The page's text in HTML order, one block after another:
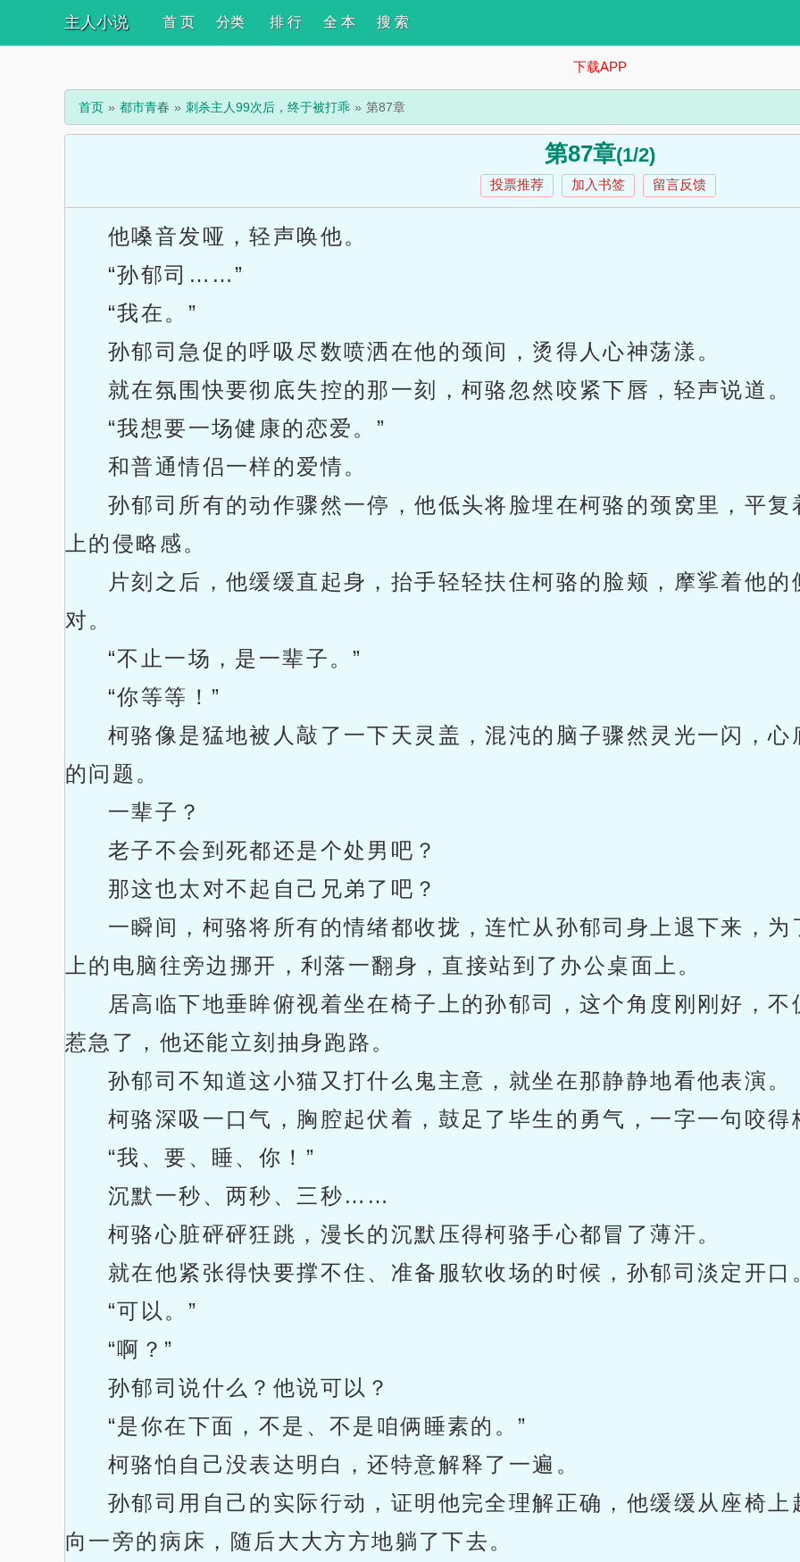
主人小说 首 页 分类 排 行 全 本 搜 索
下载APP
首页 都市青春 刺杀主人99次后，终于被打乖 第87章
第87章(1/2)
投票推荐 加入书签 留言反馈
他嗓音发哑，轻声唤他。
“孙郁司……”
“我在。”
孙郁司急促的呼吸尽数喷洒在他的颈间，烫得人心神荡漾。
就在氛围快要彻底失控的那一刻，柯骆忽然咬紧下唇，轻声说道。
“我想要一场健康的恋爱。”
和普通情侣一样的爱情。
孙郁司所有的动作骤然一停，他低头将脸埋在柯骆的颈窝里，平
上的侵略感。
片刻之后，他缓缓直起身，抬手轻轻扶住柯骆的脸颊，摩挲着他
对。
“不止一场，是一辈子。”
“你等等！”
柯骆像是猛地被人敲了一下天灵盖，混沌的脑子骤然灵光一闪，
的问题。
一辈子？
老子不会到死都还是个处男吧？
那这也太对不起自己兄弟了吧？
一瞬间，柯骆将所有的情绪都收拢，连忙从孙郁司身上退下来，
上的电脑往旁边挪开，利落一翻身，直接站到了办公桌面上。
居高临下地垂眸俯视着坐在椅子上的孙郁司，这个角度刚刚好，
惹急了，他还能立刻抽身跑路。
孙郁司不知道这小猫又打什么鬼主意，就坐在那静静地看他表演。
柯骆深吸一口气，胸腔起伏着，鼓足了毕生的勇气，一字一句咬得
“我、要、睡、你！”
沉默一秒、两秒、三秒……
柯骆心脏砰砰狂跳，漫长的沉默压得柯骆手心都冒了薄汗。
就在他紧张得快要撑不住、准备服软收场的时候，孙郁司淡定开口
“可以。”
“啊？”
孙郁司说什么？他说可以？
“是你在下面，不是、不是咱俩睡素的。”
柯骆怕自己没表达明白，还特意解释了一遍。
孙郁司用自己的实际行动，证明他完全理解正确，他缓缓从座椅
向一旁的病床，随后大大方方地躺了下去。